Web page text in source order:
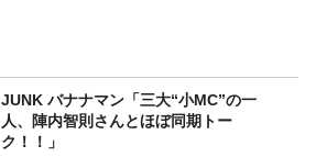
JUNK バナナマン「三大“小MC”の一
人、陣内智則さんとほぼ同期トー
ク！！」